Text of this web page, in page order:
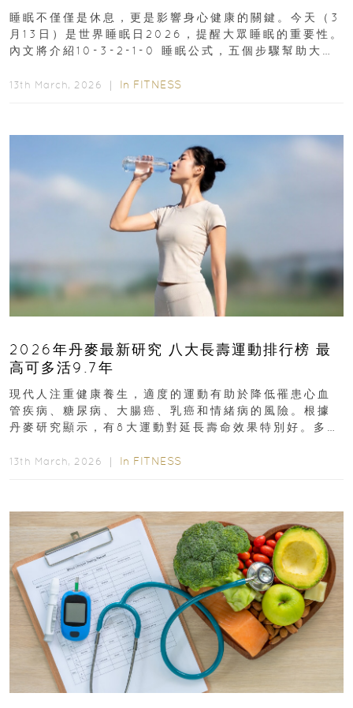
睡眠不僅僅是休息，更是影響身心健康的關鍵。今天（3
月13日）是世界睡眠日2026，提醒大眾睡眠的重要性。
內文將介紹10-3-2-1-0 睡眠公式，五個步驟幫助大家
13th March, 2026 ｜ In FITNESS
2026年丹麥最新研究 八大長壽運動排行榜 最
高可多活9.7年
現代人注重健康養生，適度的運動有助於降低罹患心血
管疾病、糖尿病、大腸癌、乳癌和情緒病的風險。根據
丹麥研究顯示，有8大運動對延長壽命效果特別好。多做
13th March, 2026 ｜ In FITNESS